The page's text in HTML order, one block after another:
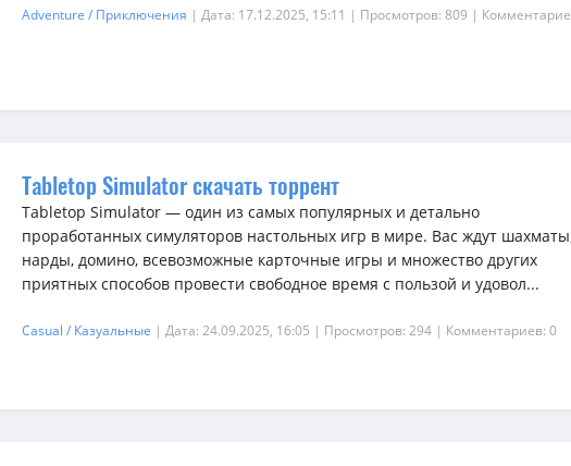
Adventure / Приключения | Дата: 17.12.2025, 15:11 | Просмотров: 809 |
Tabletop Simulator скачать торрент
Tabletop Simulator — один из самых популярных и детально
проработанных симуляторов настольных игр в мире. Вас ждут
нарды, домино, всевозможные карточные игры и множество других
приятных способов провести свободное время с пользой и удовол...
Casual / Казуальные | Дата: 24.09.2025, 16:05 | Просмотров: 294 | Комментариев: 0